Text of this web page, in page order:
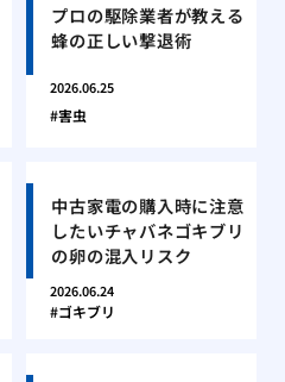
プロの駆除業者が教える
蜂の正しい撃退術
2026.06.25
害虫
中古家電の購入時に注意
したいチャバネゴキブリ
の卵の混入リスク
2026.06.24
ゴキブリ